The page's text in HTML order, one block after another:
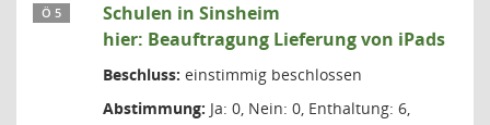
Ö 5
Schulen in Sinsheim
hier: Beauftragung Lieferung von iPads
Beschluss: einstimmig beschlossen
Abstimmung: Ja: 0, Nein: 0, Enthaltung: 6,